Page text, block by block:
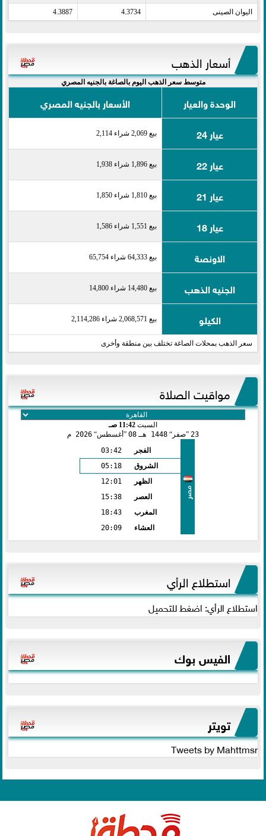
اليوان الصينى​ 4.3734
4.3887
أسعار الذهب
متوسط سعر الذهب اليوم بالصاغة بالجنيه المصري
الوحدة والعيار
الأسعار بالجنيه المصري
عيار 24
بيع 2,069 شراء 2,114
عيار 22 بيع 1,896 شراء 1,938
عيار 21 بيع 1,810 شراء 1,850
عيار 18 بيع 1,551 شراء 1,586
الاونصة بيع 64,333 شراء 65,754
الجنيه الذهب بيع 14,480 شراء 14,800
الكيلو بيع 2,068,571 شراء 2,114,286
سعر الذهب بمحلات الصاغة تختلف بين منطقة وأخرى
مواقيت الصلاة
السبت 11:42 صـ
23 صفر 1448 هـ 08 أغسطس 2026 م
مصر
الفجر
03:42
الشروق
05:18
الظهر
12:01
العصر
15:38
المغرب
18:43
العشاء
20:09
استطلاع الرأي
استطلاع الرأي: اضغط للتحميل
الفيس بوك
تويتر
Tweets by Mahttmsr